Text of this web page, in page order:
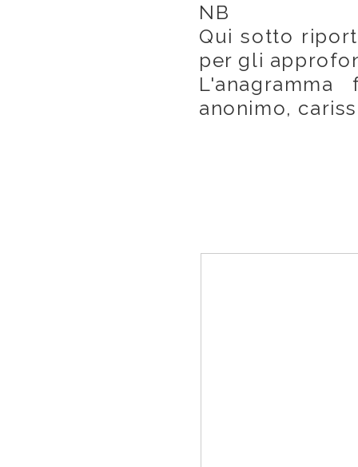
NB
Qui sotto
per gli
anonimo,